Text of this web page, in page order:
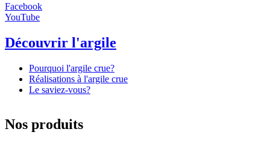
Facebook
YouTube
Découvrir l'argile
Pourquoi l'argile crue?
Réalisations à l'argile crue
Le saviez-vous?
Nos produits